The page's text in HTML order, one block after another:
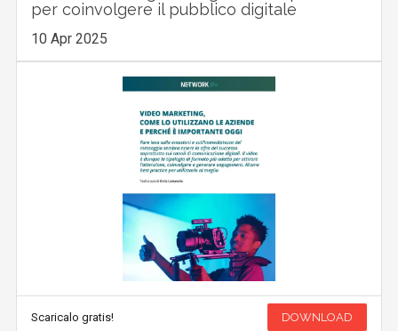
per coinvolgere il pubblico digitale
10 Apr 2025
Scaricalo gratis! DOWNLOAD